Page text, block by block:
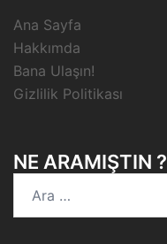
Ana Sayfa
Hakkımda
Bana Ulaşın!
Gizlilik Politikası
NE ARAMIŞTIN ?